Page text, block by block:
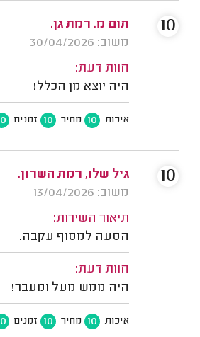
תום מ. רמת גן.
משוב: 30/04/2026
חוות דעת:
היה יוצא מן הכלל!
איכות 10 מחיר 10 זמנים
10
גיל שלו, רמת השרון.
משוב: 13/04/2026
תיאור השירות:
הסעה למסוף עקבה.
חוות דעת:
היה ממש מעל ומעבר!
איכות 10 מחיר 10 זמנים
10